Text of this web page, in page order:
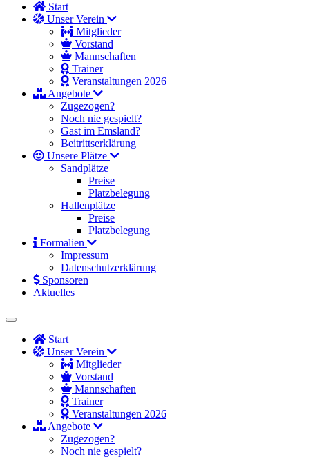
Start
Unser Verein
Mitglieder
Vorstand
Mannschaften
Trainer
Veranstaltungen 2026
Angebote
Zugezogen?
Noch nie gespielt?
Gast im Emsland?
Beitrittserklärung
Unsere Plätze
Sandplätze
Preise
Platzbelegung
Hallenplätze
Preise
Platzbelegung
Formalien
Impressum
Datenschutzerklärung
Sponsoren
Aktuelles
Start
Unser Verein
Mitglieder
Vorstand
Mannschaften
Trainer
Veranstaltungen 2026
Angebote
Zugezogen?
Noch nie gespielt?